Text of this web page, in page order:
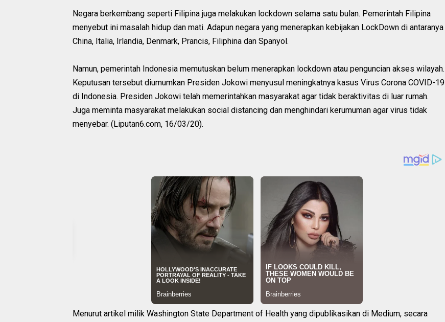
Negara berkembang seperti Filipina juga melakukan lockdown selama satu bulan. Pemerintah Filipina
menyebut ini masalah hidup dan mati. Adapun negara yang menerapkan kebijakan LockDown di antaranya
China, Italia, Irlandia, Denmark, Prancis, Filiphina dan Spanyol.
Namun, pemerintah Indonesia memutuskan belum menerapkan lockdown atau penguncian akses wilayah.
Keputusan tersebut diumumkan Presiden Jokowi menyusul meningkatnya kasus Virus Corona COVID-19
di Indonesia. Presiden Jokowi telah memerintahkan masyarakat agar tidak beraktivitas di luar rumah.
Juga meminta masyarakat melakukan social distancing dan menghindari kerumuman agar virus tidak
menyebar. (Liputan6.com, 16/03/20).
Menurut artikel milik Washington State Department of Health yang dipublikasikan di Medium, secara